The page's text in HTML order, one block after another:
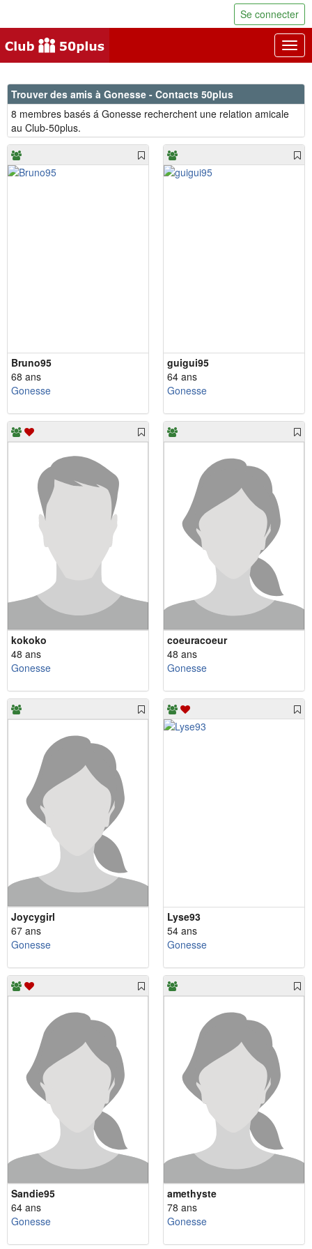
Se connecter
Trouver des amis à Gonesse - Contacts 50plus
8 membres basés á Gonesse recherchent une relation amicale
au Club-50plus.
Bruno95
68 ans
Gonesse
guigui95
64 ans
Gonesse
kokoko
48 ans
Gonesse
coeuracoeur
48 ans
Gonesse
Joycygirl
67 ans
Gonesse
Lyse93
54 ans
Gonesse
Sandie95
64 ans
Gonesse
amethyste
78 ans
Gonesse